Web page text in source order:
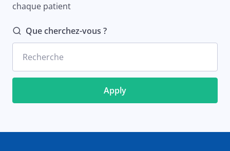
chaque patient
Que cherchez-vous ?
Recherche